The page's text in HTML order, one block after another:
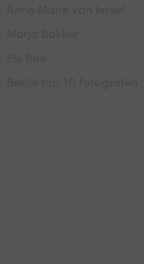
Anne-Marie van Iersel
Marja Bakker
Els Bax
Bekijk top 10 fotografen